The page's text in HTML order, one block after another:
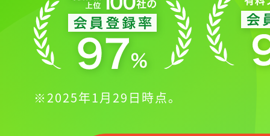
※2025年1月29日時点。